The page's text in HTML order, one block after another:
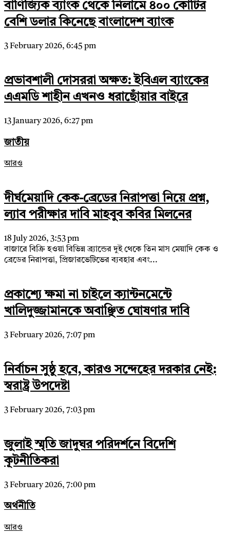
বাণিজ্যিক ব্যাংক থেকে নিলামে ৪০০ কোটির
বেশি ডলার কিনেছে বাংলাদেশ ব্যাংক
3 February 2026, 6:45 pm
প্রভাবশালী দোসররা অক্ষত: ইবিএল ব্যাংকের
এএমডি শাহীন এখনও ধরাছোঁয়ার বাইরে
13 January 2026, 6:27 pm
জাতীয়
আরও
দীর্ঘমেয়াদি কেক-ব্রেডের নিরাপত্তা নিয়ে প্রশ্ন,
ল্যাব পরীক্ষার দাবি মাহবুব কবির মিলনের
18 July 2026, 3:53 pm
বাজারে বিক্রি হওয়া বিভিন্ন ব্র্যান্ডের দুই থেকে তিন মাস মেয়াদি কেক ও
ব্রেডের নিরাপত্তা, প্রিজারভেটিভের ব্যবহার এবং...
প্রকাশ্যে ক্ষমা না চাইলে ক্যান্টনমেন্টে
খালিদুজ্জামানকে অবাঞ্ছিত ঘোষণার দাবি
3 February 2026, 7:07 pm
নির্বাচন সুষ্ঠু হবে, কারও সন্দেহের দরকার নেই:
স্বরাষ্ট্র উপদেষ্টা
3 February 2026, 7:03 pm
জুলাই স্মৃতি জাদুঘর পরিদর্শনে বিদেশি
কূটনীতিকরা
3 February 2026, 7:00 pm
অর্থনীতি
আরও